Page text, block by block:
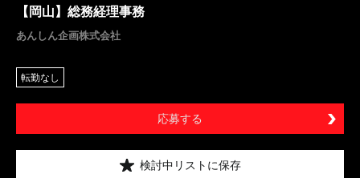
【岡山】総務経理事務
あんしん企画株式会社
転勤なし
応募する
検討中リストに保存